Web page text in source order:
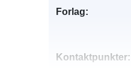
Forlag:
Kontaktpunkter: